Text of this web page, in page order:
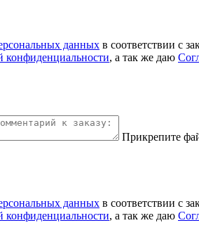
данных в соответствии с
конфиденциальности, а так же даю
Прикрепите
данных в соответствии с
конфиденциальности, а так же даю